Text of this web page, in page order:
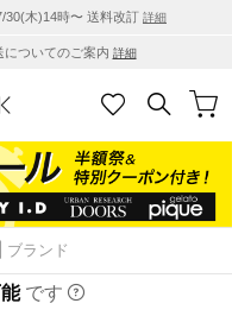
30(木)14時〜 送料改訂 詳細
についてのご案内 詳細
ブランド
です